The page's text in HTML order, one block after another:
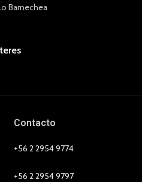
Barnechea
Contacto
+56 2 2954 9774
+56 2 2954 9797